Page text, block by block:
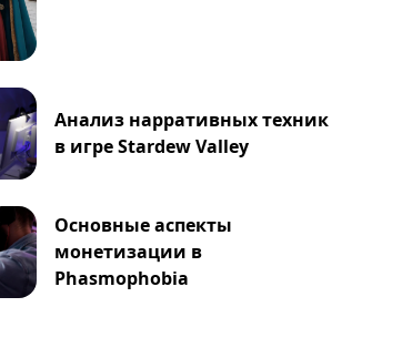
Анализ нарративных техник
в игре Stardew Valley
Основные аспекты
монетизации в
Phasmophobia